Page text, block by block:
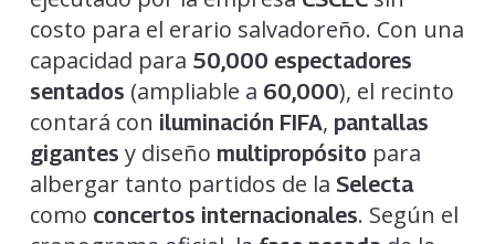
costo para el erario salvadoreño. Con una
capacidad para 50,000 espectadores
sentados (ampliable a 60,000), el recinto
contará con iluminación FIFA, pantallas
gigantes y diseño multipropósito para
albergar tanto partidos de la Selecta
como concertos internacionales. Según el